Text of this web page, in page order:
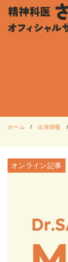
ホーム 出演情報
オンライン記事